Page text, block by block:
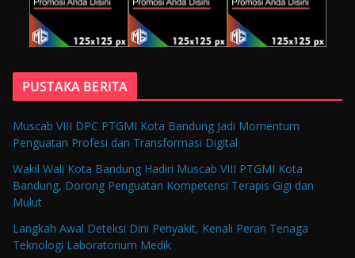
PUSTAKA BERITA
Muscab VIII DPC PTGMI Kota Bandung Jadi Momentum
Penguatan Profesi dan Transformasi Digital
Wakil Wali Kota Bandung Hadiri Muscab VIII PTGMI Kota
Bandung, Dorong Penguatan Kompetensi Terapis Gigi dan
Mulut
Langkah Awal Deteksi Dini Penyakit, Kenali Peran Tenaga
Teknologi Laboratorium Medik